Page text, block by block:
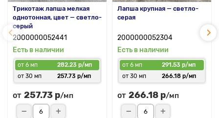
Трикотаж лапша мелкая
однотонная, цвет — светло-
серый
2000000052441
Есть в наличии
от 6 мп
282.23 р/мп
от 30 мп
257.73 р/мп
от 257.73 р/мп
Лапша крупная — светло-
серая
2000000052304
Есть в наличии
от 6 мп
291.53 р/мп
от 30 мп
266.18 р/мп
от 266.18 р/мп